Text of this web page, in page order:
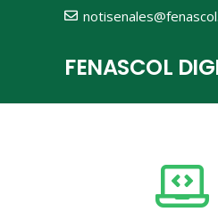
FENASCOL